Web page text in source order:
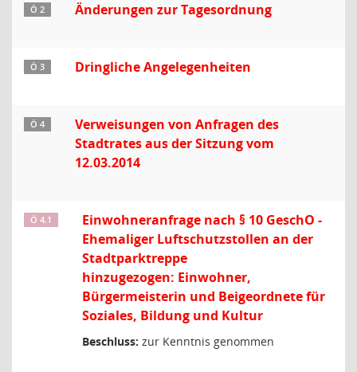
Ö 2 Änderungen zur Tagesordnung
Ö 3 Dringliche Angelegenheiten
Ö 4
Verweisungen von Anfragen des
Stadtrates aus der Sitzung vom
12.03.2014
Ö 4.1
Einwohneranfrage nach § 10 GeschO -
Ehemaliger Luftschutzstollen an der
Stadtparktreppe
hinzugezogen: Einwohner,
Bürgermeisterin und Beigeordnete für
Soziales, Bildung und Kultur
Beschluss: zur Kenntnis genommen